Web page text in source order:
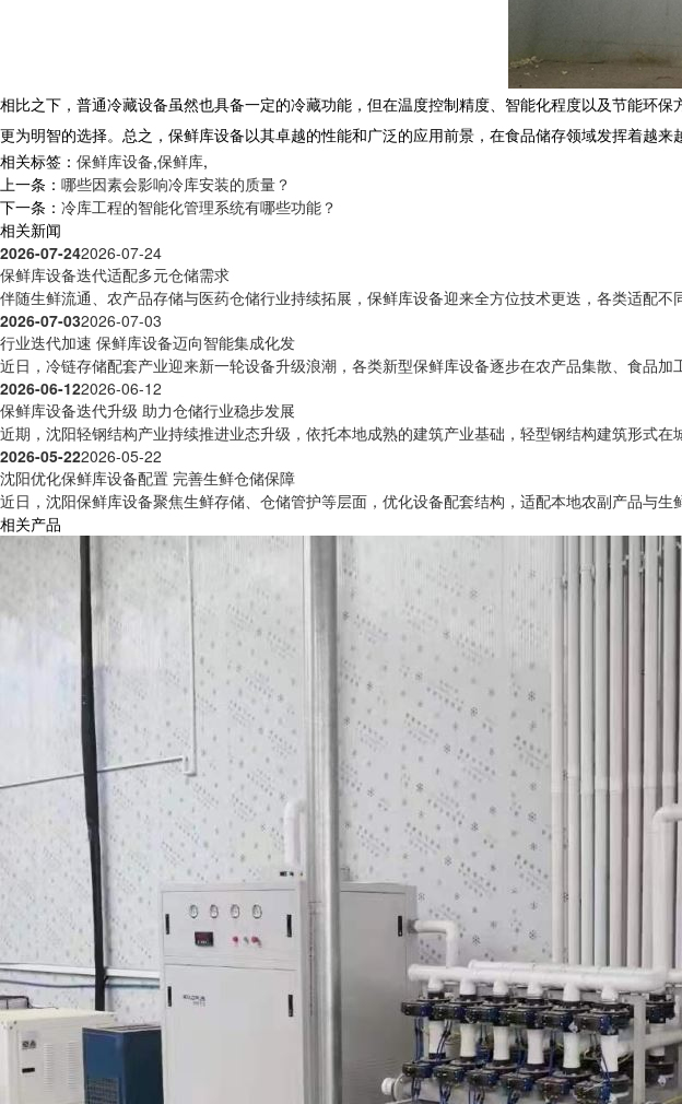
相比之下，普通冷藏设备虽然也具备一定的冷藏功能，但在温度控制精度、智能化程度以及节能环
更为明智的选择。总之，保鲜库设备以其卓越的性能和广泛的应用前景，在食品储存领域发挥着越来
相关标签： 保鲜库设备,保鲜库,
上一条： 哪些因素会影响冷库安装的质量？
下一条： 冷库工程的智能化管理系统有哪些功能？
相关新闻
2026-07-242026-07-24
保鲜库设备迭代适配多元仓储需求
伴随生鲜流通、农产品存储与医药仓储行业持续拓展，保鲜库设备迎来全方位技术更迭，各类适配不
2026-07-032026-07-03
行业迭代加速 保鲜库设备迈向智能集成化发
近日，冷链存储配套产业迎来新一轮设备升级浪潮，各类新型保鲜库设备逐步在农产品集散、食品加
2026-06-122026-06-12
保鲜库设备迭代升级 助力仓储行业稳步发展
近期，沈阳轻钢结构产业持续推进业态升级，依托本地成熟的建筑产业基础，轻型钢结构建筑形式在
2026-05-222026-05-22
沈阳优化保鲜库设备配置 完善生鲜仓储保障
近日，沈阳保鲜库设备聚焦生鲜存储、仓储管护等层面，优化设备配套结构，适配本地农副产品与生
相关产品